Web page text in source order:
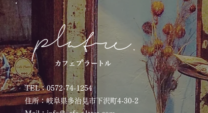
TEL：0572-74-1254​
住所：岐阜県多治見市下沢町4-30-2